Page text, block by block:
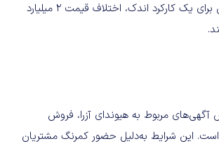
نمی‌رسد که مشتریان برای یک کارکرد اندک، اختلاف قیمت 2 میلیارد
مربوط به هیوندای آزرا، فروش
این شرایط به‌دلیل حضور کمرنگ مشتریان